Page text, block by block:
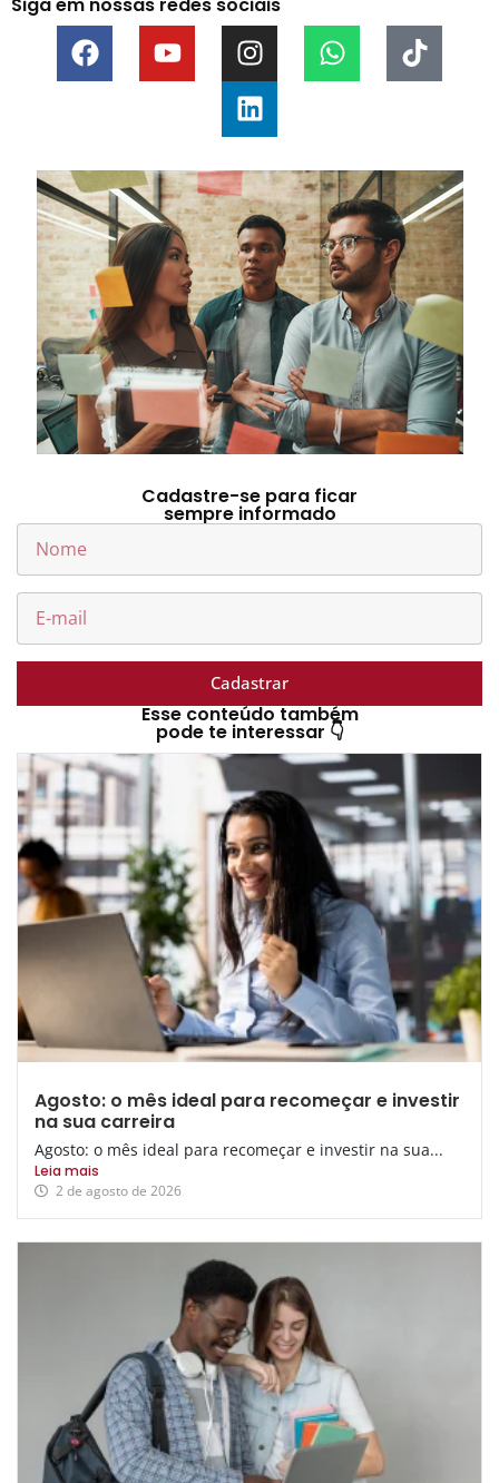
Cadastre-se para ficar
sempre informado
Cadastrar
Esse conteúdo também
pode te interessar 👇
Agosto: o mês ideal para recomeçar e investir
na sua carreira
Agosto: o mês ideal para recomeçar e investir na sua...
Leia mais
2 de agosto de 2026